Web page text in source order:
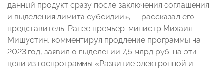
данный продукт сразу после заключения соглашения
и выделения лимита субсидии», — рассказал его
представитель. Ранее премьер-министр Михаил
Мишустин, комментируя продление программы на
2023 год, заявил о выделении 7,5 млрд руб. на эти
цели из госпрограммы «Развитие электронной и